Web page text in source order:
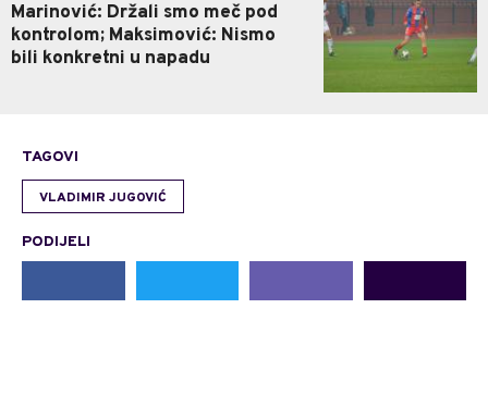
Marinović: Držali smo meč pod
kontrolom; Maksimović: Nismo
bili konkretni u napadu
TAGOVI
VLADIMIR JUGOVIĆ
PODIJELI